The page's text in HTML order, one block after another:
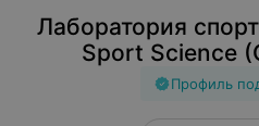
Лаборатория
Sport Science
Профиль